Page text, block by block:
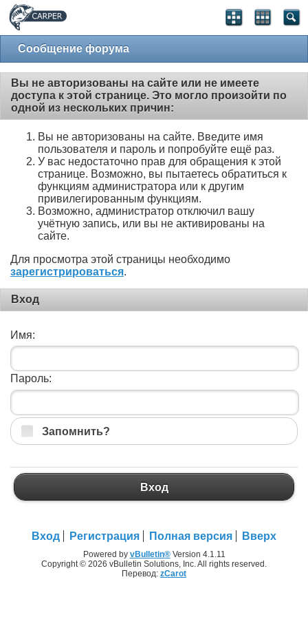
Сообщение форума
Вы не авторизованы на сайте или не имеете
доступа к этой странице. Это могло произойти по
одной из нескольких причин:
Вы не авторизованы на сайте. Введите имя
пользователя и пароль и попробуйте ещё раз.
У вас недостаточно прав для обращения к этой
странице. Возможно, вы пытаетесь обратиться к
функциям администратора или к другим
привилегированным функциям.
Возможно, администратор отключил вашу
учётную запись, или вы не активированы на
сайте.
Для просмотра этой страницы необходимо
зарегистрироваться.
Вход
Имя:
Пароль:
Запомнить?
Вход
Вход Регистрация Полная версия Вверх
Powered by vBulletin®Version 4.1.11
Copyright © 2026 vBulletin Solutions, Inc. All rights reserved.
Перевод: zCarot